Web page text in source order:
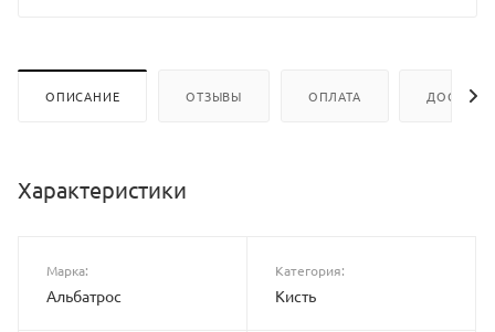
ОПИСАНИЕ ОТЗЫВЫ ОПЛАТА
Характеристики
Марка:
Альбатрос
Категория:
Кисть